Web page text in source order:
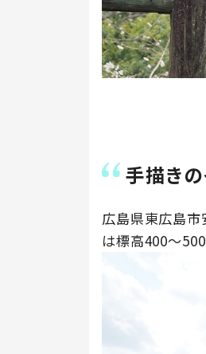
手描き
広島県東広島市
は標高400～